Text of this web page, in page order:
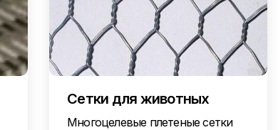
Сетки для животных
Многоцелевые плетеные сетки